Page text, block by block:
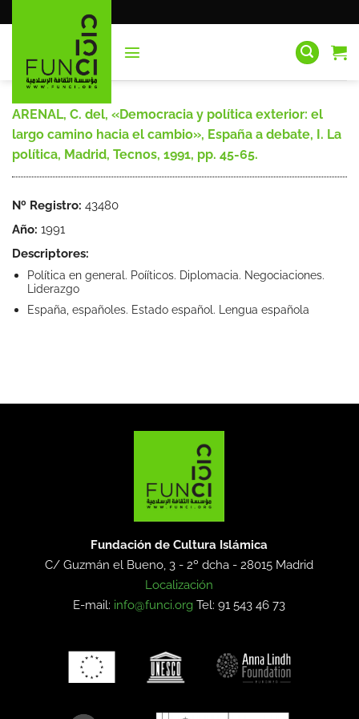
al
ARENAL, C. del, «Democracia y política exterior: el
largo camino hacia el cambio», España a debate, I. La
política, Madrid, Tecnos, 1991, pp. 45-65.
Nº Registro: 43480
Año: 1991
Descriptores:
Política en general. Poííticos. Diplomacia. Negociaciones.
Liderazgo
España, españoles. Estado español. Lengua española
Fundación de Cultura Islámica
C/ Guzmán el Bueno, 3 - 2º dcha -28015 Madrid
Localización
E-mail: info@funci.org Tel: 91 543 46 73